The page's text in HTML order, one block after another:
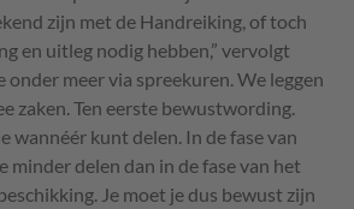
zijn met de Handreiking, of toch
en uitleg nodig hebben,” vervolgt
onder meer via spreekuren. We leggen
zaken. Ten eerste bewustwording.
wannéér kunt delen. In de fase van
minder delen dan in de fase van het
Je moet je dus bewust zijn